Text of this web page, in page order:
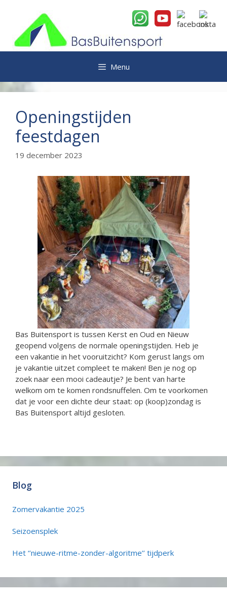
inhoud
Menu
Openingstijden
feestdagen
19 december 2023
Bas Buitensport is tussen Kerst en Oud en Nieuw
geopend volgens de normale openingstijden. Heb je
een vakantie in het vooruitzicht? Kom gerust langs om
je vakantie uitzet compleet te maken! Ben je nog op
zoek naar een mooi cadeautje? Je bent van harte
welkom om te komen rondsnuffelen. Om te voorkomen
dat je voor een dichte deur staat: op (koop)zondag is
Bas Buitensport altijd gesloten.
Blog
Zomervakantie 2025
Seizoensplek
Het ‘’nieuwe-ritme-zonder-algoritme’’ tijdperk